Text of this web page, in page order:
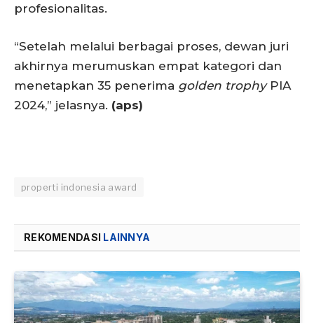
profesionalitas.
“Setelah melalui berbagai proses, dewan juri
akhirnya merumuskan empat kategori dan
menetapkan 35 penerima golden trophyPIA
2024,” jelasnya. (aps)
properti indonesia award
REKOMENDASI LAINNYA